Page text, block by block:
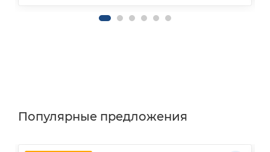
Популярные предложения